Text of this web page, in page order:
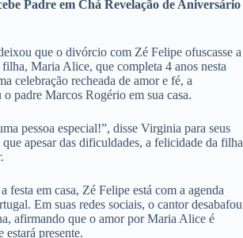
Padre em Chá Revelação de Aniversário
que o divórcio com Zé Felipe ofuscasse a
Maria Alice, que completa 4 anos nesta
celebração recheada de amor e fé, a
padre Marcos Rogério em sua casa.
pessoa especial!”, disse Virginia para seus
apesar das dificuldades, a felicidade da filha
festa em casa, Zé Felipe está com a agenda
Em suas redes sociais, o cantor desabafou
afirmando que o amor por Maria Alice é
estará presente.